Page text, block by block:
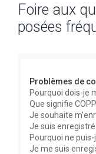
Foire aux
posées
Problèmes de
Pourquoi dois-je
Que signifie
Je souhaite
Je suis
Pourquoi ne
Je me suis